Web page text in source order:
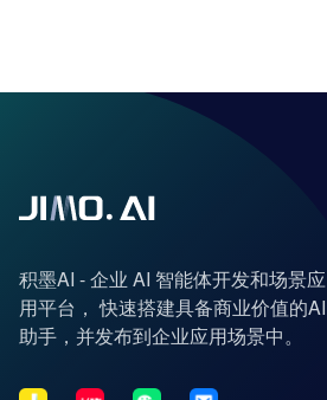
积墨AI - 企业 AI 智能体开发和场景应
用平台， 快速搭建具备商业价值的AI
助手，并发布到企业应用场景中。